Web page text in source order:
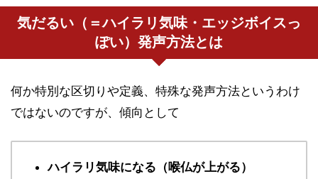
気だるい（＝ハイラリ気味・エッジボイスっ
ぽい）発声方法とは
何か特別な区切りや定義、特殊な発声方法というわけ
ではないのですが、傾向として
ハイラリ気味になる（喉仏が上がる）